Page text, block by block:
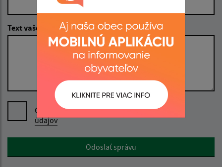
Text vašej správy (povinné)
Oboznámil som sa sospracúvaním osobných
údajov
Google reCaptcha ResponseOdoslať správu